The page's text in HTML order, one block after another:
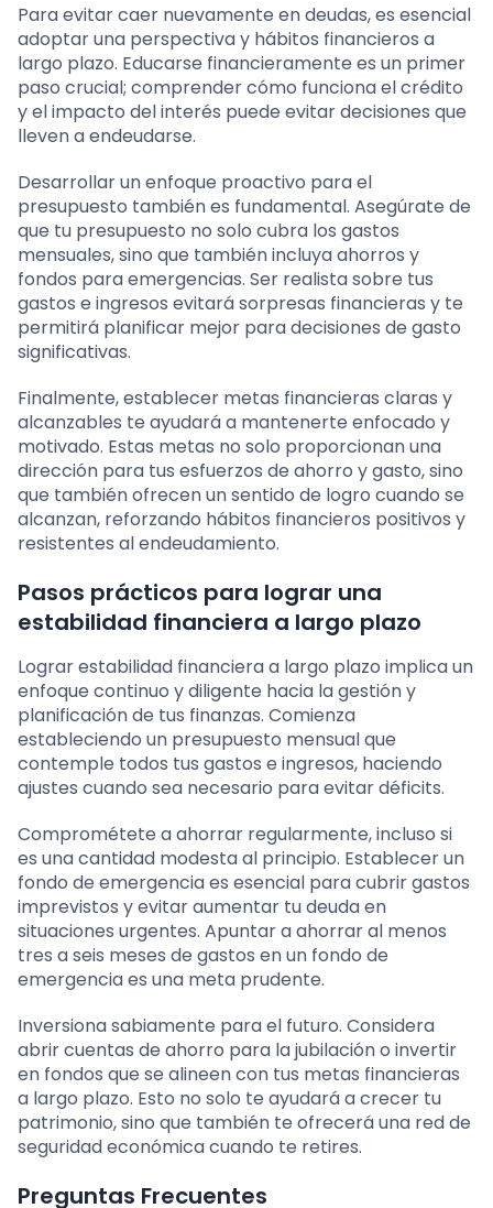
Para evitar caer nuevamente en deudas, es esencial
adoptar una perspectiva y hábitos financieros a
largo plazo. Educarse financieramente es un primer
paso crucial; comprender cómo funciona el crédito
y el impacto del interés puede evitar decisiones que
lleven a endeudarse.
Desarrollar un enfoque proactivo para el
presupuesto también es fundamental. Asegúrate de
que tu presupuesto no solo cubra los gastos
mensuales, sino que también incluya ahorros y
fondos para emergencias. Ser realista sobre tus
gastos e ingresos evitará sorpresas financieras y te
permitirá planificar mejor para decisiones de gasto
significativas.
Finalmente, establecer metas financieras claras y
alcanzables te ayudará a mantenerte enfocado y
motivado. Estas metas no solo proporcionan una
dirección para tus esfuerzos de ahorro y gasto, sino
que también ofrecen un sentido de logro cuando se
alcanzan, reforzando hábitos financieros positivos y
resistentes al endeudamiento.
Pasos prácticos para lograr una
estabilidad financiera a largo plazo
Lograr estabilidad financiera a largo plazo implica un
enfoque continuo y diligente hacia la gestión y
planificación de tus finanzas. Comienza
estableciendo un presupuesto mensual que
contemple todos tus gastos e ingresos, haciendo
ajustes cuando sea necesario para evitar déficits.
Comprométete a ahorrar regularmente, incluso si
es una cantidad modesta al principio. Establecer un
fondo de emergencia es esencial para cubrir gastos
imprevistos y evitar aumentar tu deuda en
situaciones urgentes. Apuntar a ahorrar al menos
tres a seis meses de gastos en un fondo de
emergencia es una meta prudente.
Inversiona sabiamente para el futuro. Considera
abrir cuentas de ahorro para la jubilación o invertir
en fondos que se alineen con tus metas financieras
a largo plazo. Esto no solo te ayudará a crecer tu
patrimonio, sino que también te ofrecerá una red de
seguridad económica cuando te retires.
Preguntas Frecuentes